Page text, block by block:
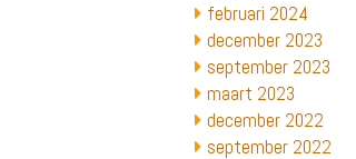
februari 2024
december 2023
september 2023
maart 2023
december 2022
september 2022